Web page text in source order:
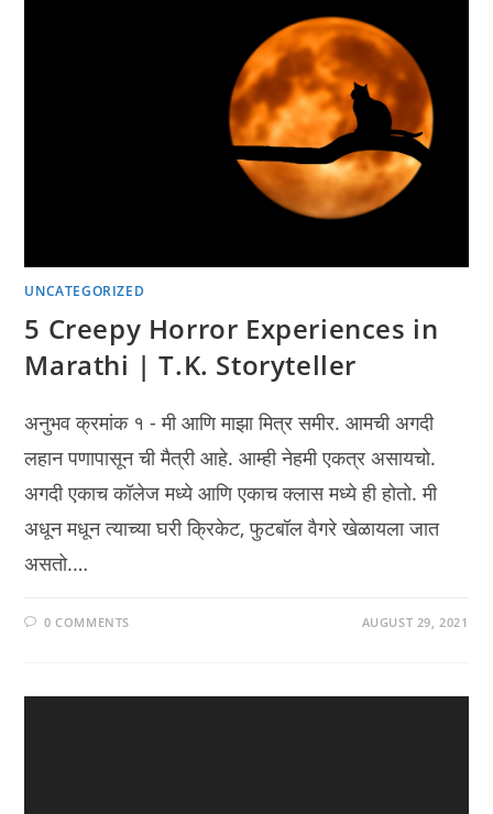
UNCATEGORIZED
5 Creepy Horror Experiences in
Marathi | T.K. Storyteller
अनुभव क्रमांक १ - मी आणि माझा मित्र समीर. आमची अगदी
लहान पणापासून ची मैत्री आहे. आम्ही नेहमी एकत्र असायचो.
अगदी एकाच कॉलेज मध्ये आणि एकाच क्लास मध्ये ही होतो. मी
अधून मधून त्याच्या घरी क्रिकेट, फुटबॉल वैगरे खेळायला जात
असतो.…
0 COMMENTS AUGUST 29, 2021